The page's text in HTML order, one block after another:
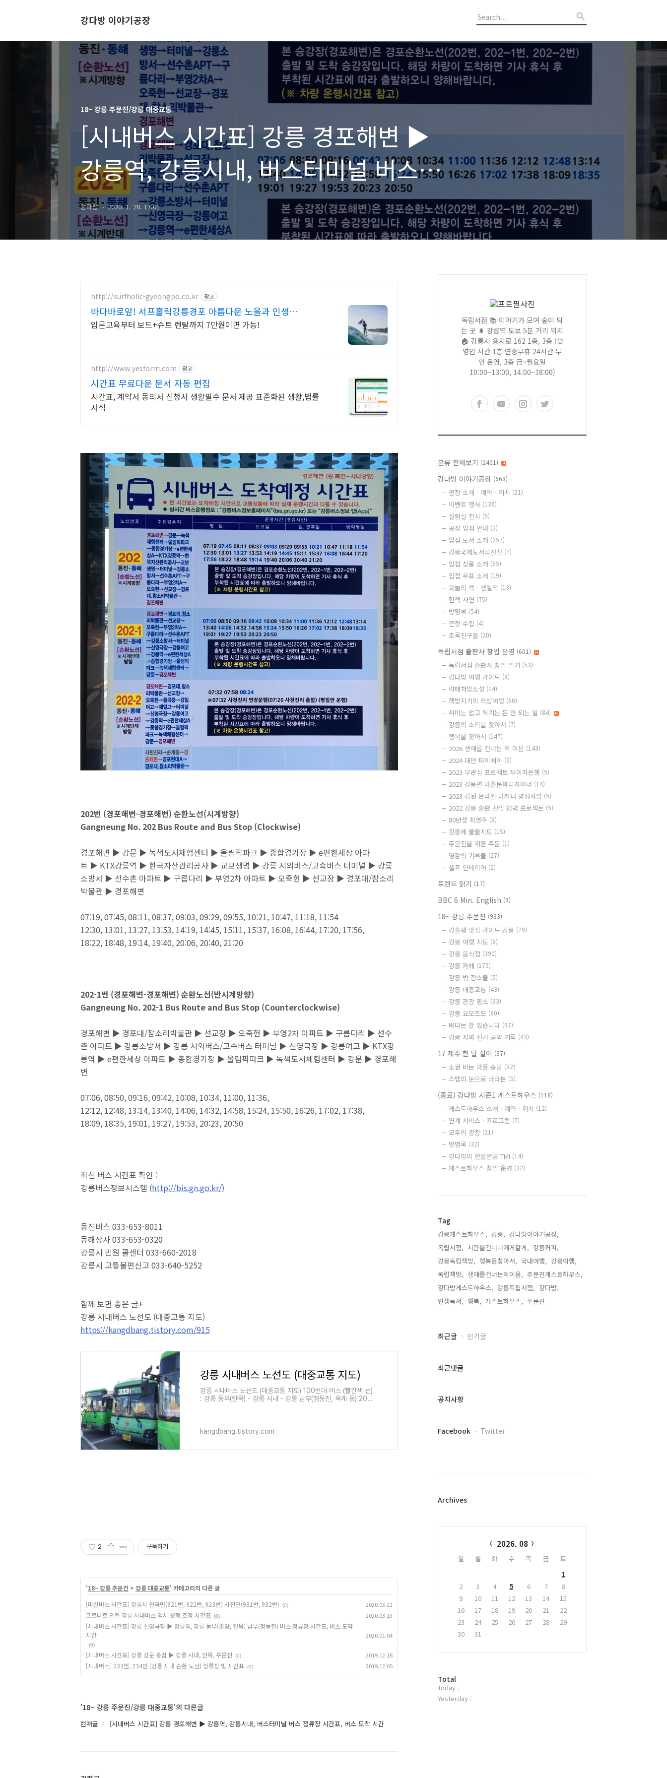
강다방 이야기공장
18~ 강릉 주문진/강릉 대중교통
[시내버스 시간표] 강릉 경포해변 ▶
강릉역, 강릉시내, 버스터미널 버스
정류장 시간표, 버스 도착 시간
강다방 2020. 1. 28. 17:01
http://surfholic-gyeongpo.co.kr 광고
바다바로앞! 서프홀릭강릉경포 아름다운 노을과 인생
샷!
입문교육부터 보드+슈트 렌탈까지 7만원이면 가능!
http://www.yesform.com 광고
시간표 무료다운 문서 자동 편집
시간표, 계약서 동의서 신청서 생활필수 문서 제공 표준화된 생활,법률
서식
202번 (경포해변-경포해변) 순환노선(시계방향)
Gangneung No. 202 Bus Route and Bus Stop (Clockwise)
경포해변 ▶ 강문 ▶ 녹색도시체험센터 ▶ 올림픽파크 ▶ 종합경기장 ▶ e편한세상 아파
트 ▶ KTX강릉역 ▶ 한국자산관리공사 ▶ 교보생명 ▶ 강릉 시외버스/고속버스 터미널 ▶ 강릉
소방서 ▶ 선수촌 아파트 ▶ 구름다리 ▶ 부영2차 아파트 ▶ 오죽헌 ▶ 선교장 ▶ 경포대/참소리
박물관 ▶ 경포해변
07:19, 07:45, 08:11, 08:37, 09:03, 09:29, 09:55, 10:21, 10:47, 11:18, 11:54
12:30, 13:01, 13:27, 13:53, 14:19, 14:45, 15:11, 15:37, 16:08, 16:44, 17:20, 17:56,
18:22, 18:48, 19:14, 19:40, 20:06, 20:40, 21:20
202-1번 (경포해변-경포해변) 순환노선(반시계방향)
Gangneung No. 202-1 Bus Route and Bus Stop (Counterclockwise)
경포해변 ▶ 경포대/참소리박물관 ▶ 선교장 ▶ 오죽헌 ▶ 부영2차 아파트 ▶ 구름다리 ▶ 선수
촌 아파트 ▶ 강릉소방서 ▶ 강릉 시외버스/고속버스 터미널 ▶ 신영극장 ▶ 강릉여고 ▶ KTX강
릉역 ▶ e편한세상 아파트 ▶ 종합경기장 ▶ 올림픽파크 ▶ 녹색도시체험센터 ▶ 강문 ▶ 경포해
변
07:06, 08:50, 09:16, 09:42, 10:08, 10:34, 11:00, 11:36,
12:12, 12:48, 13:14, 13:40, 14:06, 14:32, 14:58, 15:24, 15:50, 16:26, 17:02, 17:38,
18:09, 18:35, 19:01, 19:27, 19:53, 20:23, 20:50
최신 버스 시간표 확인 :
강릉버스정보시스템 (http://bis.gn.go.kr/)
동진버스 033-653-8011
동해상사 033-653-0320
강릉시 민원 콜센터 033-660-2018
강릉시 교통불편신고 033-640-5252
함께 보면 좋은 글+
강릉 시내버스 노선도 (대중교통 지도)
https://kangdbang.tistory.com/915
강릉 시내버스 노선도 (대중교통 지도)
강릉 시내버스 노선도 (대중교통 지도) 100번대 버스 (빨간색 선)
: 강릉 동부(안목) - 강릉 시내 - 강릉 남부(정동진, 옥계 등) 200
kangdbang.tistory.com
2 구독하기
'18~ 강릉 주문진 > 강릉 대중교통' 카테고리의 다른 글
[마실버스 시간표] 강릉시 연곡면(921번, 922번, 923번) 사천면(931번, 932번)
(0) 2020.03.22
코로나로 인한 강릉 시내버스 임시 운행 조정 시간표 (0) 2020.03.13
[시내버스 시간표] 강릉 신영극장 ▶ 강릉역, 강릉 동부(초당, 안목) 남부(정동진) 버스 정류장 시간표, 버스 도착
시간
(0)
2020.01.04
[시내버스 시간표] 강릉 강문 종점 ▶ 강릉 시내, 안목, 주문진 (0) 2019.12.16
[시내버스] 233번, 234번 (강릉 시내 순환 노선) 정류장 및 시간표 (0) 2019.12.05
'18~ 강릉 주문진/강릉 대중교통'의 다른글
현재글 [시내버스 시간표] 강릉 경포해변 ▶ 강릉역, 강릉시내, 버스터미널 버스 정류장 시간표, 버스 도착 시간
독립서점 📚 이야기가 모여 숲이 되
는 곳 🌲 강릉역 도보 5분 거리 위치
🏠 강릉시 용지로 162 1층, 3층 (⏰
영업 시간 1층 연중무휴 24시간 무
인 운영, 3층 금~월요일
10:00~13:00, 14:00~18:00)
분류 전체보기 (2401)
강다방 이야기공장 (668)
공장 소개 · 예약 · 위치 (21)
이벤트 행사 (136)
실험실 전시 (5)
공장 입점 안내 (2)
입점 도서 소개 (257)
강릉국제도서낙선전 (7)
입점 상품 소개 (55)
입점 우표 소개 (19)
오늘의 책 · 생일책 (13)
헌책 사연 (75)
방명록 (54)
문장 수집 (4)
초록친구들 (20)
독립서점 출판사 창업 운영 (601)
독립서점 출판사 창업 일기 (53)
강다방 여행 가이드 (8)
야매처방소설 (14)
책방지기의 책방여행 (60)
취미는 없고 특기는 돈 안 되는 일 (84)
강릉의 소리를 찾아서 (7)
행복을 찾아서 (147)
2026 생애를 건너는 책 이음 (143)
2024 대만 타이베이 (3)
2023 무관심 프로젝트 무이자은행 (5)
2023 강동면 마을문화디자이너 (14)
2023 강원 온라인 마케터 양성사업 (5)
2022 강릉 출판 산업 협력 프로젝트 (5)
80년생 최명주 (8)
강릉에 물들지도 (15)
주문진을 위한 주문 (1)
영감의 기록들 (27)
셀프 인테리어 (2)
트렌드 읽기 (17)
BBC 6 Min. English (9)
18~ 강릉 주문진 (933)
강슐랭 맛집 가이드 강릉 (79)
강릉 여행 지도 (8)
강릉 음식점 (390)
강릉 카페 (175)
강릉 밖 장소들 (5)
강릉 대중교통 (43)
강릉 관광 명소 (33)
강릉 요모조모 (60)
바다는 잘 있습니다 (97)
강릉 지역 선거 공약 기록 (43)
17 제주 한 달 살이 (37)
소원 비는 마을 송당 (32)
스텝의 눈으로 바라본 (5)
(종료) 강다방 시즌1 게스트하우스 (118)
게스트하우스 소개 · 예약 · 위치 (12)
연계 서비스 · 프로그램 (7)
모두의 광장 (21)
방명록 (32)
강다방의 안물안궁 TMI (14)
게스트하우스 창업 운영 (32)
Tag
강릉게스트하우스, 강릉, 강다방이야기공장,
독립서점, 시간을건너너에게갈게, 강릉커피,
강릉독립책방, 행복을찾아서, 국내여행, 강릉여행,
독립책방, 생애를건너는책이음, 주문진게스트하우스,
강다방게스트하우스, 강릉독립서점, 강다방,
인생독서, 행복, 게스트하우스, 주문진,
최
과
글
최근글 인기글
최근댓글
공지사항
페
플
Facebook Twitter
Archives
2026. 08
일 월 화 수 목 금
토
1
2
3 4 5 6 7
8
9
10 11 12 13 14
15
16
17 18 19 20 21
22
23
24 25 26 27 28
29
30
31
방
문
자
Total
Today :
Yesterday :